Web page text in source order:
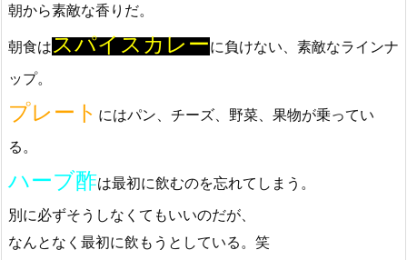
朝から素敵な香りだ。
朝食はスパイスカレーに負けない、素敵なラインナ
ップ。
プレート にはパン、チーズ、野菜、果物が乗ってい
る。
ハーブ酢は最初に飲むのを忘れてしまう。
別に必ずそうしなくてもいいのだが、
なんとなく最初に飲もうとしている。笑